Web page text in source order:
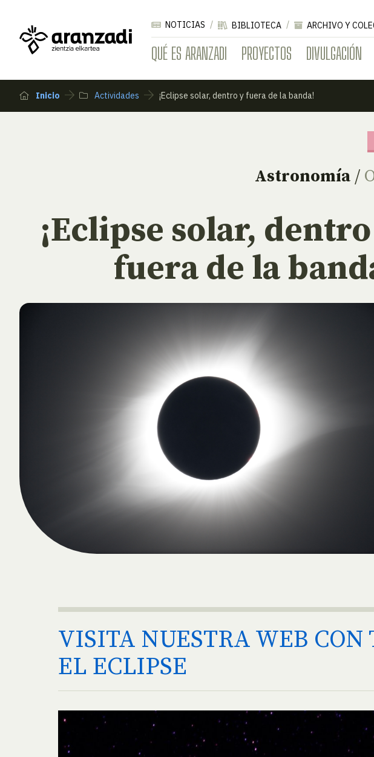
QUÉ ES ARANZADI PROYECTOS DIVULGACIÓN
NOTICIAS BIBLIOTECA ARCHIVO Y
Inicio Actividades ¡Eclipse solar, dentro y fuera de la banda!
Astronomía /
¡Eclipse solar,
fuera de la
VISITA NUESTRA WEB
EL ECLIPSE